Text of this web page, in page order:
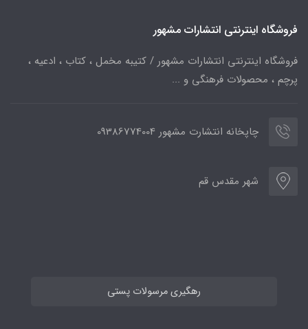
فروشگاه اینترنتی انتشارات مشهور
فروشگاه اینترنتی انتشارات مشهور / کتیبه مخمل ، کتاب ، ادعیه ،
پرچم ، محصولات فرهنگی و ...
چاپخانه انتشارت مشهور 09386774004
شهر مقدس قم
رهگیری مرسولات پستی